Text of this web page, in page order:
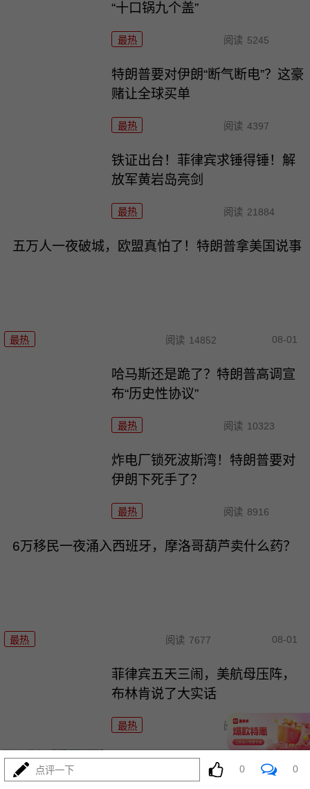
“十口锅九个盖”
最热 阅读 5245
特朗普要对伊朗“断气断电”？这豪
赌让全球买单
最热 阅读 4397
铁证出台！菲律宾求锤得锤！解
放军黄岩岛亮剑
最热 阅读 21884
五万人一夜破城，欧盟真怕了！特朗普拿美国说事
最热 阅读 14852 08-01
哈马斯还是跪了？特朗普高调宣
布“历史性协议”
最热 阅读 10323
炸电厂锁死波斯湾！特朗普要对
伊朗下死手了？
最热 阅读 8916
6万移民一夜涌入西班牙，摩洛哥葫芦卖什么药？
最热 阅读 7677 08-01
菲律宾五天三闹，美航母压阵，
布林肯说了大实话
最热 阅读 26826
歼-36五架原型机轮番上天，美F-
47还在PPT画鸭翼
点评一下 0 0